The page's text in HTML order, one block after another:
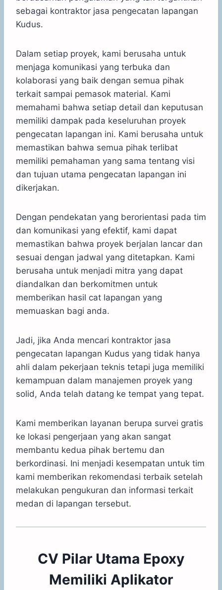
sebagai kontraktor jasa pengecatan lapangan
Kudus.
Dalam setiap proyek, kami berusaha untuk
menjaga komunikasi yang terbuka dan
kolaborasi yang baik dengan semua pihak
terkait sampai pemasok material. Kami
memahami bahwa setiap detail dan keputusan
memiliki dampak pada keseluruhan proyek
pengecatan lapangan ini. Kami berusaha untuk
memastikan bahwa semua pihak terlibat
memiliki pemahaman yang sama tentang visi
dan tujuan utama pengecatan lapangan ini
dikerjakan.
Dengan pendekatan yang berorientasi pada tim
dan komunikasi yang efektif, kami dapat
memastikan bahwa proyek berjalan lancar dan
sesuai dengan jadwal yang ditetapkan. Kami
berusaha untuk menjadi mitra yang dapat
diandalkan dan berkomitmen untuk
memberikan hasil cat lapangan yang
memuaskan bagi anda.
Jadi, jika Anda mencari kontraktor jasa
pengecatan lapangan Kudus yang tidak hanya
ahli dalam pekerjaan teknis tetapi juga memiliki
kemampuan dalam manajemen proyek yang
solid, Anda telah datang ke tempat yang tepat.
Kami memberikan layanan berupa survei gratis
ke lokasi pengerjaan yang akan sangat
membantu kedua pihak bertemu dan
berkordinasi. Ini menjadi kesempatan untuk tim
kami memberikan rekomendasi terbaik setelah
melakukan pengukuran dan informasi terkait
medan di lapangan tersebut.
CV Pilar Utama Epoxy
Memiliki Aplikator